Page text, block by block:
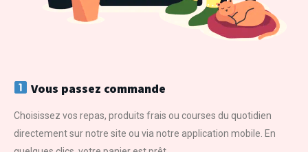
Vous passez commande
Choisissez vos repas, produits frais ou courses du quotidien
directement sur notre site ou via notre application mobile. En